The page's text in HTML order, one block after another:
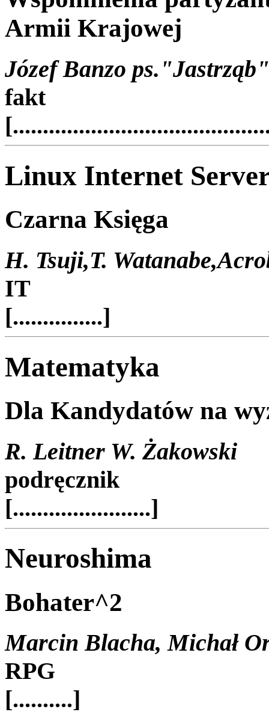
Armii Krajowej
Józef Banzo ps."Jastrząb"
fakt
Linux Internet
Czarna Księga
H. Tsuji,T.
IT
[...............]
Matematyka
Dla Kandydatów na
R. Leitner W. Żakowski
podręcznik
[.......................]
Neuroshima
Bohater^2
Marcin Blacha, Michał
RPG
[..........]